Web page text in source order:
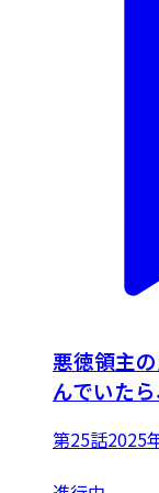
悪徳領主
んでいた
第25話2025